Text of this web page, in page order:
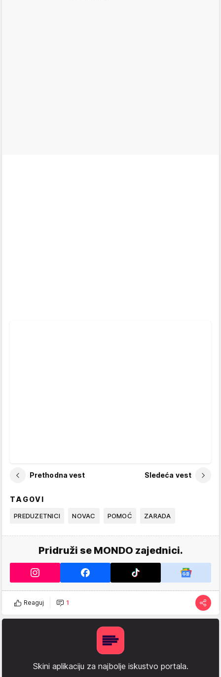
Prethodna vest Sledeća vest
TAGOVI
PREDUZETNICI NOVAC POMOĆ ZARADA
Pridruži se MONDO zajednici.
Reaguj 1
Skini aplikaciju za najbolje iskustvo portala.